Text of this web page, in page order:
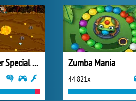
Gold Miner Special Edition Zumba Mania
44 821x